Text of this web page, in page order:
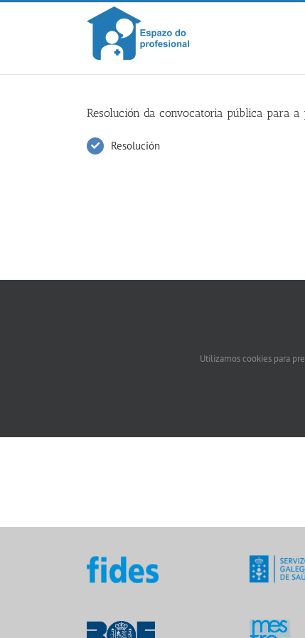
Skip
Resolución da convocatoria pública para
Resolución
Utilizamos cookies para